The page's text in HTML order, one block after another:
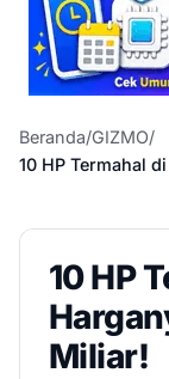
Beranda/GIZMO/
10 HP Termahal
10 HP
Miliar!